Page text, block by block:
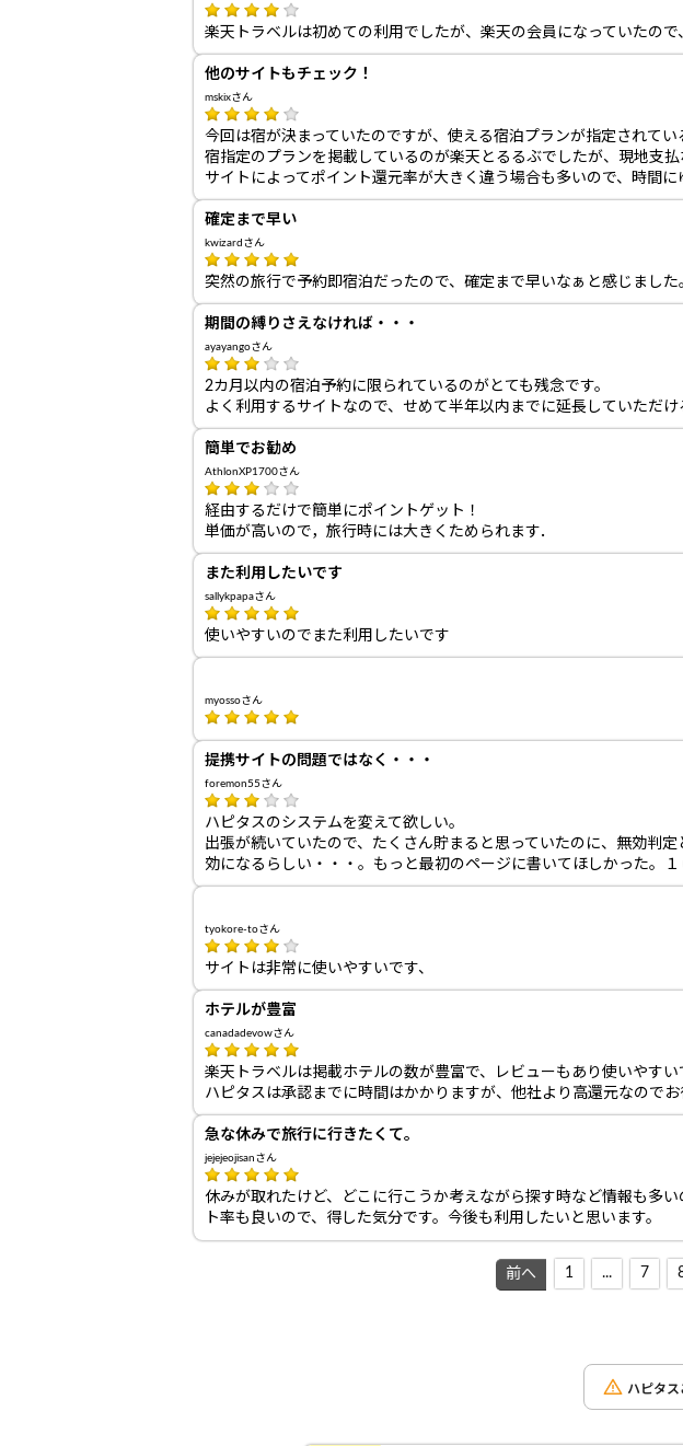
楽天トラベルは初めての利用でしたが、楽天の会員になっていたの
他のサイトもチェック！
mskixさん
今回は宿が決まっていたのですが、使える宿泊プランが指定されてい
宿指定のプランを掲載しているのが楽天とるるぶでしたが、現地支
サイトによってポイント還元率が大きく違う場合も多いので、時間
確定まで早い
kwizardさん
突然の旅行で予約即宿泊だったので、確定まで早いなぁと感じました
期間の縛りさえなければ・・・
ayayangoさん
2カ月以内の宿泊予約に限られているのがとても残念です。
よく利用するサイトなので、せめて半年以内までに延長していただけ
簡単でお勧め
AthlonXP1700さん
経由するだけで簡単にポイントゲット！
単価が高いので，旅行時には大きくためられます．
また利用したいです
sallykpapaさん
使いやすいのでまた利用したいです
myossoさん
提携サイトの問題ではなく・・・
foremon55さん
ハピタスのシステムを変えて欲しい。
出張が続いていたので、たくさん貯まると思っていたのに、無効判
効になるらしい・・・。もっと最初のページに書いてほしかった。
tyokore-toさん
サイトは非常に使いやすいです、
ホテルが豊富
canadadevowさん
楽天トラベルは掲載ホテルの数が豊富で、レビューもあり使いやす
ハピタスは承認までに時間はかかりますが、他社より高還元なのでお
急な休みで旅行に行きたくて。
jejejeojisanさん
休みが取れたけど、どこに行こうか考えながら探す時など情報も多
ト率も良いので、得した気分です。今後も利用したいと思います。
前へ 1 ... 7
ハピタ